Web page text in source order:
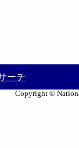
ーチ
Copyright ©